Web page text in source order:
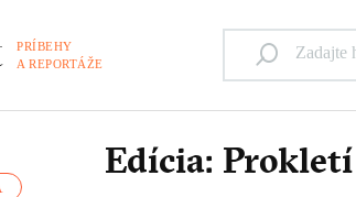
PRÍBEHY
A REPORTÁŽE
Edícia: